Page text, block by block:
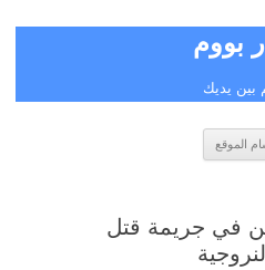
بووم
بين يديك
الموقع
في جريمة قتل